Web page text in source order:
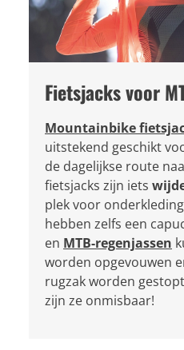
Fietsjacks voor
Mountainbike
uitstekend geschikt
de dagelijkse route
fietsjacks zijn iets
plek voor
hebben zelfs een
en MTB-regenjassen
worden opgevouwen
rugzak worden
zijn ze onmisbaar!